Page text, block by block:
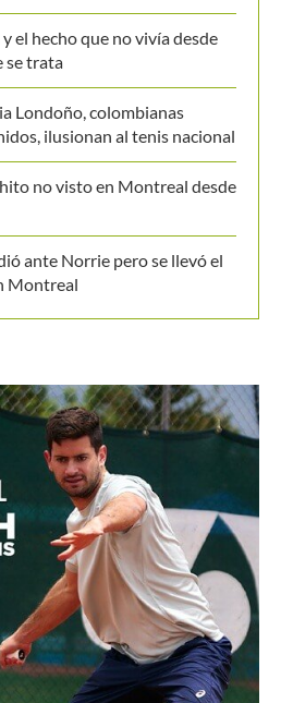
el hecho que no vivía desde
se trata
Londoño, colombianas
ilusionan al tenis nacional
no visto en Montreal desde
ante Norrie pero se llevó el
Montreal